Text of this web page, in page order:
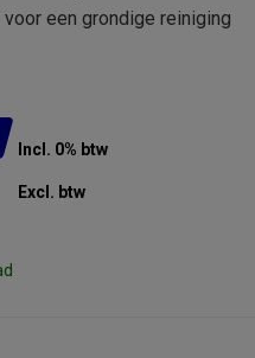
een grondige reiniging
Incl. 0% btw
Excl. btw